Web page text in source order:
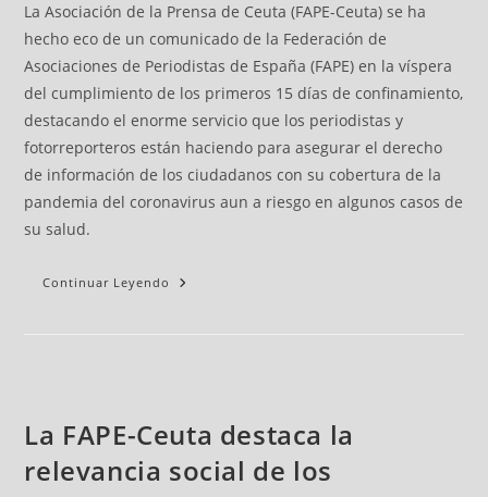
La Asociación de la Prensa de Ceuta (FAPE-Ceuta) se ha
hecho eco de un comunicado de la Federación de
Asociaciones de Periodistas de España (FAPE) en la víspera
del cumplimiento de los primeros 15 días de confinamiento,
destacando el enorme servicio que los periodistas y
fotorreporteros están haciendo para asegurar el derecho
de información de los ciudadanos con su cobertura de la
pandemia del coronavirus aun a riesgo en algunos casos de
su salud.
Continuar Leyendo
La FAPE-Ceuta destaca la
relevancia social de los